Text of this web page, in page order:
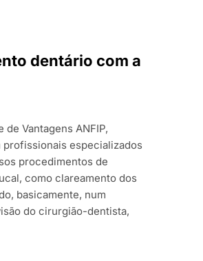
dentário com a
Vantagens ANFIP,
profissionais especializados
procedimentos de
como clareamento dos
basicamente, num
do cirurgião-dentista,